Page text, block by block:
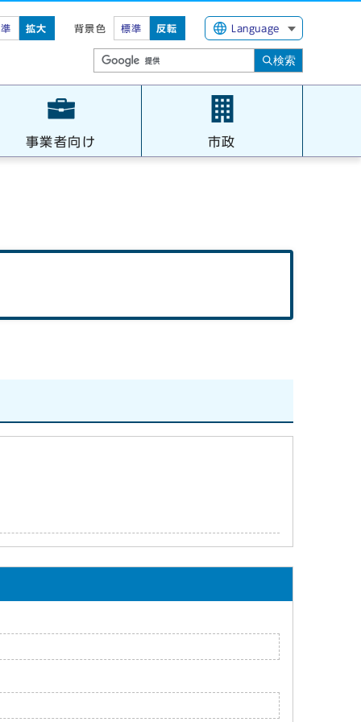
拡大 背景色 標準 反転 Language
検索
事業者向け 市政